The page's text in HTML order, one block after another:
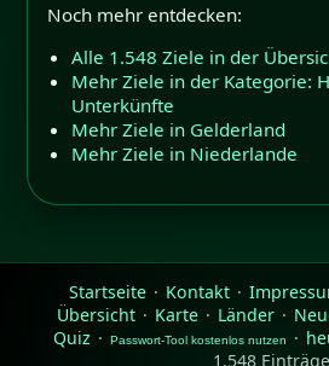
Noch mehr entdecken:
Alle 1.548 Ziele in der
Mehr Ziele in der Kategorie:
Unterkünfte
Mehr Ziele in Gelderland
Mehr Ziele in Niederlande
Startseite · Kontakt ·
Übersicht · Karte · Länder ·
Quiz · Passwort-Tool kostenlos nutzen ·
1.548 Einträge